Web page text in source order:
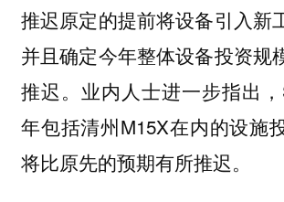
推迟原定的提前将设备引入新
并且确定今年整体设备投资规
推迟。业内人士进一步指出
年包括清州M15X在内的设施
将比原先的预期有所推迟。